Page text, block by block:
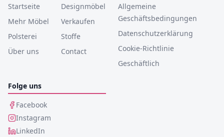
Startseite
Designmöbel
Mehr Möbel
Verkaufen
Polsterei
Stoffe
Über uns
Contact
Allgemeine
Geschäftsbedingungen
Datenschutzerklärung
Cookie-Richtlinie
Geschäftlich
Folge uns
Facebook
Instagram
LinkedIn